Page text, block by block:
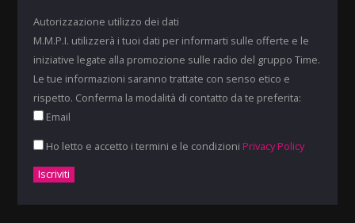
Autorizzazione utilizzo dei dati
M.M.P.I. utilizzerà i tuoi dati per informarti sulle offerte e le
iniziative legate alla promozione sulle radio del gruppo Time.
Le tue informazioni saranno trattate con senso etico e
rispetto. Conferma la modalità di contatto da te preferita:
Email
Ho letto e accetto i termini e le condizioni Privacy Policy